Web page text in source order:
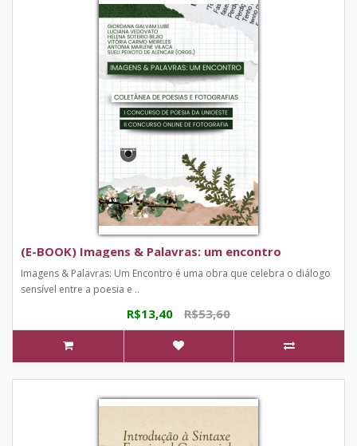
(E-BOOK) Imagens & Palavras: um encontro
Imagens & Palavras: Um Encontro é uma obra que celebra o diálogo
sensível entre a poesia e ..
R$13,40 R$53,60